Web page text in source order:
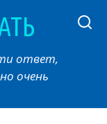
ответ,
очень